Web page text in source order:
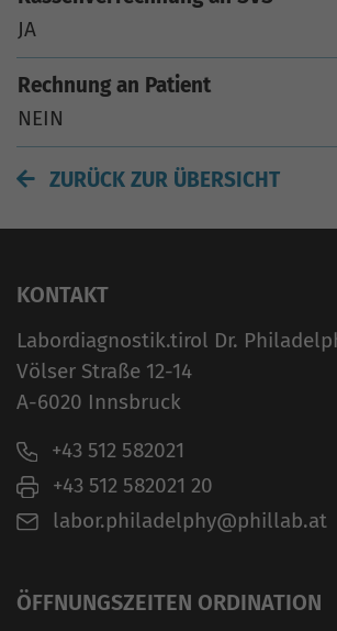
JA
Rechnung an Patient
NEIN
ZURÜCK ZUR ÜBERSICHT
KONTAKT
Labordiagnostik.tirol Dr.
Völser Straße 12-14
A-6020 Innsbruck
+43 512 582021
+43 512 582021 20
labor.philadelphy@phillab.at
ÖFFNUNGSZEITEN ORDINATION